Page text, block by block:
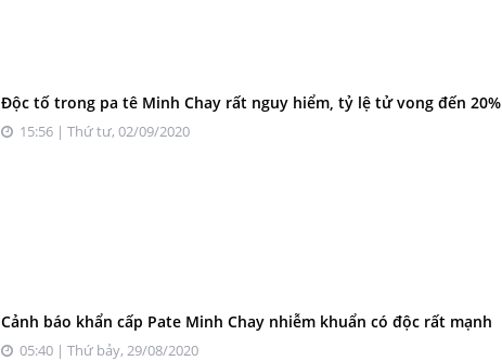
Độc tố trong pa tê Minh Chay rất nguy hiểm, tỷ lệ tử vong đến 20%
15:56 | Thứ tư, 02/09/2020
Cảnh báo khẩn cấp Pate Minh Chay nhiễm khuẩn có độc rất mạnh
05:40 | Thứ bảy, 29/08/2020